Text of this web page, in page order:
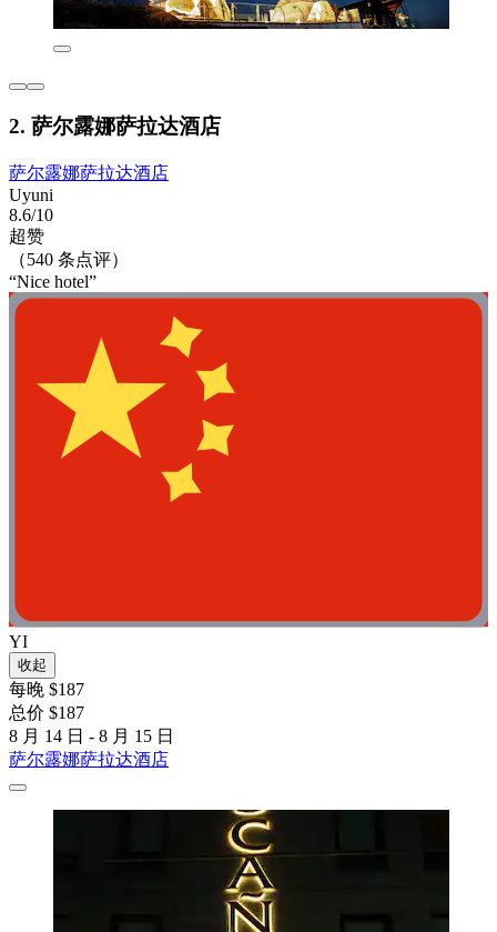
2. 萨尔露娜萨拉达酒店
萨尔露娜萨拉达酒店
Uyuni
8.6/10
超赞
（540 条点评）
“Nice hotel”
YI
收起
每晚 $187
总价 $187
8 月 14 日 - 8 月 15 日
萨尔露娜萨拉达酒店